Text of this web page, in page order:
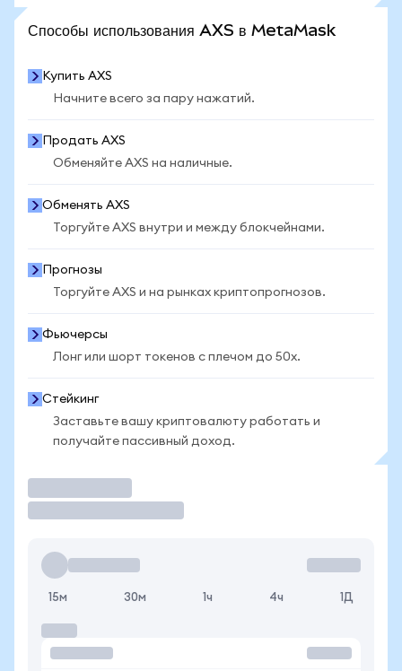
Способы использования AXS в MetaMask
Купить AXS
Начните всего за пару нажатий.
Продать AXS
Обменяйте AXS на наличные.
Обменять AXS
Торгуйте AXS внутри и между блокчейнами.
Прогнозы
Торгуйте AXS и на рынках криптопрогнозов.
Фьючерсы
Лонг или шорт токенов с плечом до 50x.
Стейкинг
Заставьте вашу криптовалюту работать и
получайте пассивный доход.
15м 30м 1ч 4ч 1Д